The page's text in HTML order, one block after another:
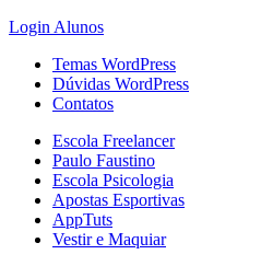
Login Alunos
Temas WordPress
Dúvidas WordPress
Contatos
Escola Freelancer
Paulo Faustino
Escola Psicologia
Apostas Esportivas
AppTuts
Vestir e Maquiar